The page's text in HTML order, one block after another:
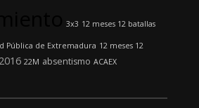
3x3 12 meses 12 batallas
Pública de Extremadura 12 meses 12
2016 22M absentismo ACAEX